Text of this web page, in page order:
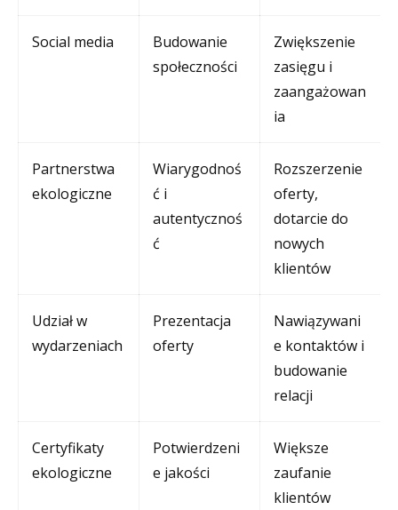
Social media
Budowanie
społeczności
Zwiększenie
zasięgu i
zaangażowan
ia
Partnerstwa
ekologiczne
Wiarygodnoś
ć i
autentycznoś
ć
Rozszerzenie
oferty,
dotarcie do
nowych
klientów
Udział w
wydarzeniach
Prezentacja
oferty
Nawiązywani
e kontaktów i
budowanie
relacji
Certyfikaty
ekologiczne
Potwierdzeni
e jakości
Większe
zaufanie
klientów